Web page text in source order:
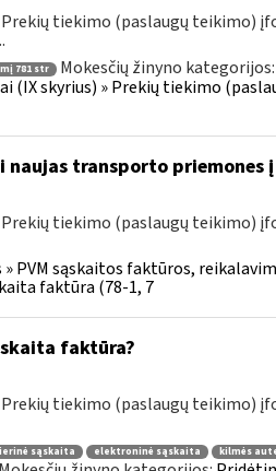
tiekimo (paslaugų teikimo)
781 str Mokesčių žinyno kategorijos:
(IX skyrius) » Prekių tiekimo
naujas transporto priemones
tiekimo (paslaugų teikimo)
PVM sąskaitos faktūros,
faktūra (78-1, 7
faktūra?
tiekimo (paslaugų teikimo)
sąskaita elektroninė sąskaita kilmės